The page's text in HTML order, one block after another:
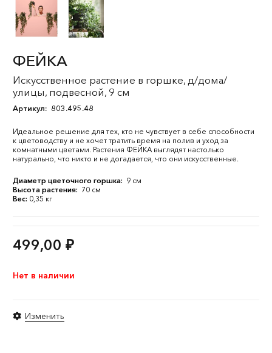
ФЕЙКА
Искусственное растение в горшке, д/дома/
улицы, подвесной, 9 см
Артикул: 803.495.48
Идеальное решение для тех, кто не чувствует в себе способности
к цветоводству и не хочет тратить время на полив и уход за
комнатными цветами. Растения ФЕЙКА выглядят настолько
натурально, что никто и не догадается, что они искусственные.
Диаметр цветочного горшка: 9 см
Высота растения: 70 см
Вес: 0,35 кг
499,00 ₽
Нет в наличии
Изменить